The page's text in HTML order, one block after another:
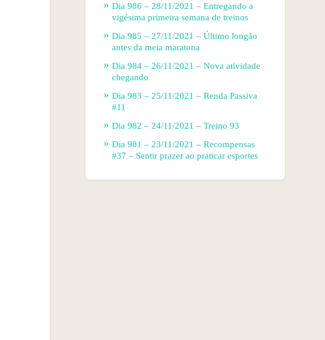
Dia 986 – 28/11/2021 – Entregando a
vigésima primeira semana de treinos
Dia 985 – 27/11/2021 – Último longão
antes da meia maratona
Dia 984 – 26/11/2021 – Nova atividade
chegando
Dia 983 – 25/11/2021 – Renda Passiva
#11
Dia 982 – 24/11/2021 – Treino 93
Dia 981 – 23/11/2021 – Recompensas
#37 – Sentir prazer ao praticar esportes